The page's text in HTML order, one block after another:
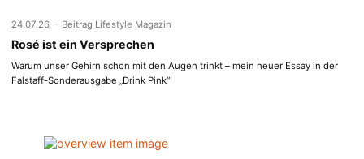
24.07.26 - Beitrag Lifestyle Magazin
Rosé ist ein Versprechen
Warum unser Gehirn schon mit den Augen trinkt – mein neuer Essay in der
Falstaff-Sonderausgabe „Drink Pink“